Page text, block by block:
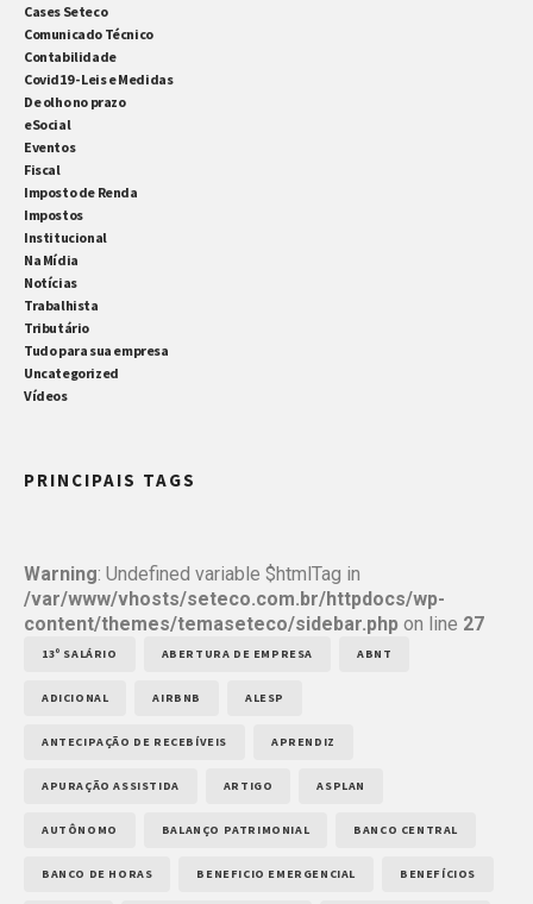
Cases Seteco
Comunicado Técnico
Contabilidade
Covid19 - Leis e Medidas
De olho no prazo
eSocial
Eventos
Fiscal
Imposto de Renda
Impostos
Institucional
Na Mídia
Notícias
Trabalhista
Tributário
Tudo para sua empresa
Uncategorized
Vídeos
PRINCIPAIS TAGS
Warning: Undefined variable $htmlTag in
/var/www/vhosts/seteco.com.br/httpdocs/wp-
content/themes/temaseteco/sidebar.php on line 27
13º SALÁRIO ABERTURA DE EMPRESA ABNT
ADICIONAL AIRBNB ALESP
ANTECIPAÇÃO DE RECEBÍVEIS APRENDIZ
APURAÇÃO ASSISTIDA ARTIGO ASPLAN
AUTÔNOMO BALANÇO PATRIMONIAL BANCO CENTRAL
BANCO DE HORAS BENEFICIO EMERGENCIAL BENEFÍCIOS